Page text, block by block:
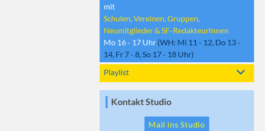
mit
Schulen, Vereinen, Gruppen,
Neumitglieder & SF-RedakteurInnen
Mo 16 - 17 Uhr (WH: Mi 11 - 12, Do 13 -
14, Fr 7 - 8, So 17 - 18 Uhr)
Playlist
Kontakt Studio
Mail ins Studio